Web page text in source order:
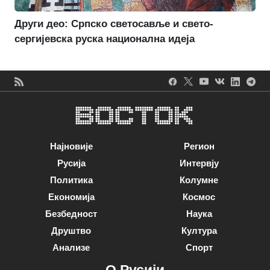
Други део: Српско светосавље и свето-
сергијевска руска национална идеја
Најновије
Русија
Политика
Економија
Безбедност
Друштво
Анализе
Регион
Интервју
Колумне
Космос
Наука
Култура
Спорт